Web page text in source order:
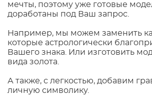
мечты, поэтому уже готовые
доработаны под Ваш запрос.
Например, мы можем заменить
которые астрологически
Вашего знака. Или изготовить
вида золота.
А также, с легкостью, добавим
личную символику.